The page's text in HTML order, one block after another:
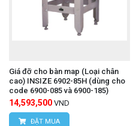
Giá đỡ cho bàn map (Loại chân
cao) INSIZE 6902-85H (dùng cho
code 6900-085 và 6900-185)
14,593,500 VND
ĐẶT MUA